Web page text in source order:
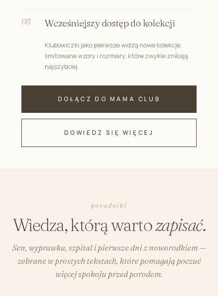
Wcześniejszy dostęp do kolekcji
Klubowiczki jako pierwsze widzą nowe kolekcje,
limitowane wzory i rozmiary, które zwykle znikają
najszybciej.
DOŁĄCZ DO MAMA CLUB
DOWIEDZ SIĘ WIĘCEJ
poradniki
Wiedza, którą wartozapisać.
Sen, wyprawka, szpital i pierwsze dni z noworodkiem —
zebrane w prostych tekstach, które pomagają poczuć
więcej spokoju przed porodem.